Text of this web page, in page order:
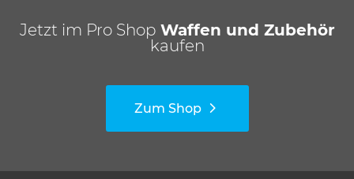
Jetzt im Pro Shop Waffen und Zubehör
kaufen
Zum Shop